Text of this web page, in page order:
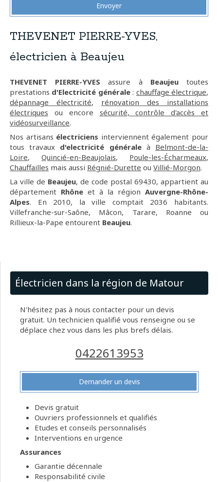
Envoyer
THEVENET PIERRE-YVES,
électricien à Beaujeu
THEVENET PIERRE-YVES assure à Beaujeutoutes
prestations d'Electricité générale: chauffage électrique,
dépannage électricité, rénovation des installations
électriques ou encore sécurité, contrôle d'accès et
vidéosurveillance.
Nos artisans électriciens interviennent également pour
tous travaux d'electricité généraleà Belmont-de-la-
Loire, Quincié-en-Beaujolais, Poule-les-Écharmeaux,
Chauffailles mais aussi Régnié-Durette ou Villié-Morgon.
La ville de Beaujeu, de code postal 69430, appartient au
département Rhône et à la région Auvergne-Rhône-
Alpes. En 2010, la ville comptait 2036 habitants.
Villefranche-sur-Saône, Mâcon, Tarare, Roanne ou
Rillieux-la-Pape entourent Beaujeu.
Électricien dans la région de Matour
N'hésitez pas à nous contacter pour un devis
gratuit. Un technicien qualifié vous renseigne ou se
déplace chez vous dans les plus brefs délais.
0422613953
Demander un devis
Devis gratuit
Ouvriers professionnels et qualifiés
Etudes et conseils personnalisés
Interventions en urgence
Assurances
Garantie décennale
Responsabilité civile